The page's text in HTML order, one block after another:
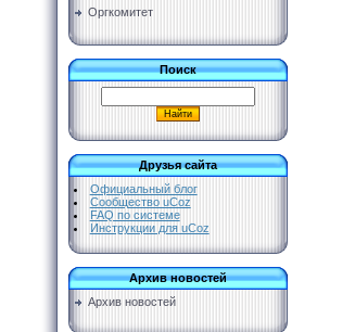
Оргкомитет
Поиск
Друзья сайта
Официальный блог
Сообщество uCoz
FAQ по системе
Инструкции для uCoz
Архив новостей
Архив новостей